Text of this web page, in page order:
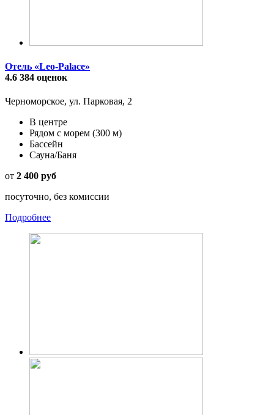
Отель «Leo-Palace»
4.6 384 оценок
Черноморское, ул. Парковая, 2
В центре
Рядом с морем (300 м)
Бассейн
Сауна/Баня
от 2 400 руб
посуточно, без комиссии
Подробнее